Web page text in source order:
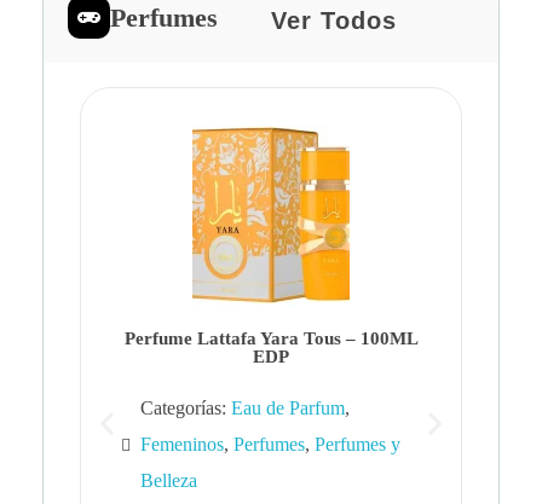
Perfumes Ver Todos
Perfume Lattafa Yara Tous – 100ML
EDP
Categorías: Eau de Parfum,
Femeninos, Perfumes, Perfumes y
Belleza